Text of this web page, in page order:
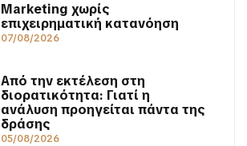
Marketing χωρίς
επιχειρηματική κατανόηση
07/08/2026
Από την εκτέλεση στη
διορατικότητα: Γιατί η
ανάλυση προηγείται πάντα της
δράσης
05/08/2026